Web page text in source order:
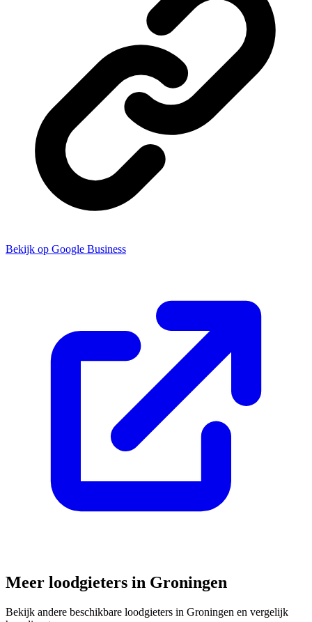
Bekijk op Google Business
Meer loodgieters in Groningen
Bekijk andere beschikbare loodgieters in Groningen en vergelijk